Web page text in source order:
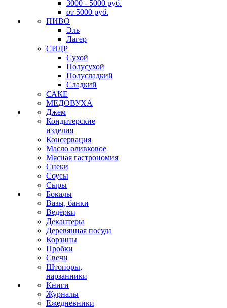
3000 - 5000 руб.
от 5000 руб.
ПИВО
Эль
Лагер
СИДР
Сухой
Полусухой
Полусладкий
Сладкий
САКЕ
МЕДОВУХА
Джем
Кондитерские
изделия
Консервация
Масло оливковое
Мясная гастрономия
Снеки
Соусы
Сыры
Бокалы
Вазы, банки
Ведёрки
Декантеры
Деревянная посуда
Корзины
Пробки
Свечи
Штопоры,
нарзанники
Книги
Журналы
Ежедневники